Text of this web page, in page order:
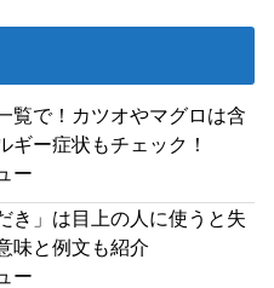
覧で！カツオやマグロは含
ギー症状もチェック！
ー
き」は目上の人に使うと失
味と例文も紹介
ー